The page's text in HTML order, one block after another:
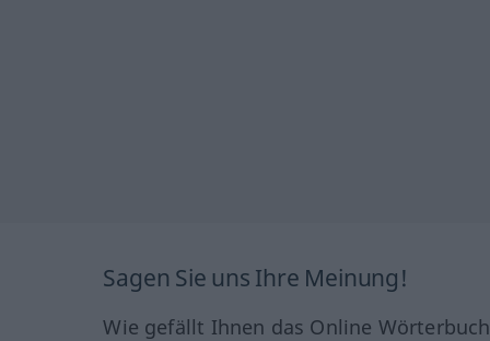
Sagen Sie uns Ihre Meinung!
Wie gefällt Ihnen das Online